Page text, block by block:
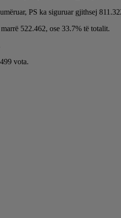
PS ka siguruar gjithsej
522.462, ose 33.7% të totalit.
vota.